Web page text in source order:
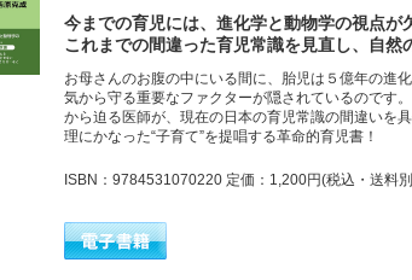
今までの育児には、進化学と動物学の視点が
これまでの間違った育児常識を見直し、自然
お母さんのお腹の中にいる間に、胎児は５億年の進
気から守る重要なファクターが隠されているのです
から迫る医師が、現在の日本の育児常識の間違いを
理にかなった“子育て”を提唱する革命的育児書！
ISBN：9784531070220 定価：1,200円(税込・送料